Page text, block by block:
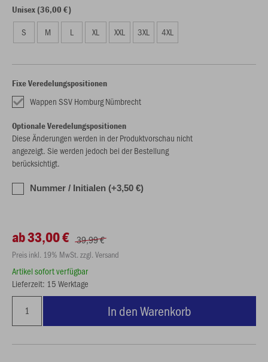
Unisex (36,00 €)
S M L XL XXL 3XL 4XL
Fixe Veredelungspositionen
Wappen SSV Homburg Nümbrecht
Optionale Veredelungspositionen
Diese Änderungen werden in der Produktvorschau nicht
angezeigt. Sie werden jedoch bei der Bestellung
berücksichtigt.
Nummer / Initialen (+3,50 €)
ab 33,00 € 39,99 €
Preis inkl. 19% MwSt. zzgl. Versand
Artikel sofort verfügbar
Lieferzeit: 15 Werktage
In den Warenkorb